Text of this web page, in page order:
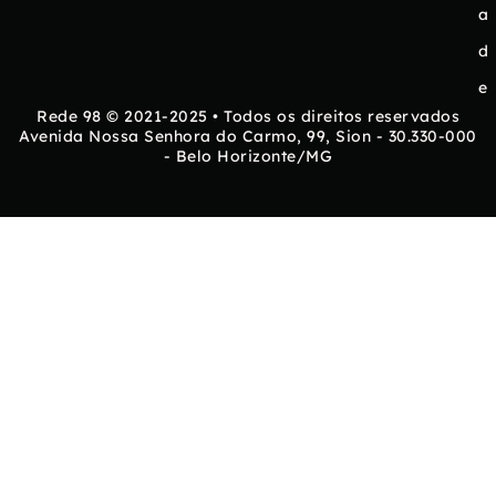
a
d
e
Rede 98 © 2021-2025 • Todos os direitos reservados
Avenida Nossa Senhora do Carmo, 99, Sion - 30.330-000
- Belo Horizonte/MG